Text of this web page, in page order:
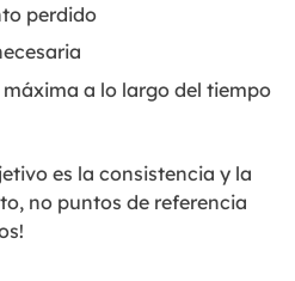
perdido
a lo largo del tiempo
es la consistencia y la
no puntos de referencia